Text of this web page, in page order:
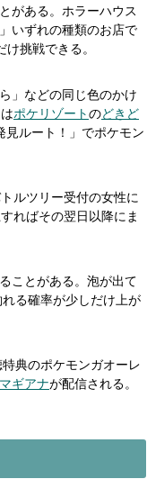
がある。ホラーハウス
いずれの種類のお店で
挑戦できる。
」などの同じ色のかけ
ポケリゾートのどきど
見ルート！」でポケモン
ルツリー受付の女性に
ればその翌日以降にま
ことがある。泡が出て
る確率が少しだけ上が
典のポケモンガオーレ
マギアナが配信される。